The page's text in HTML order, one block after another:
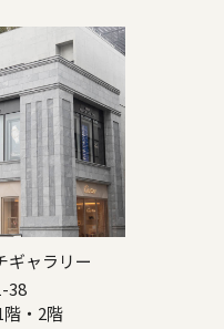
ギャラリー
38
・2階